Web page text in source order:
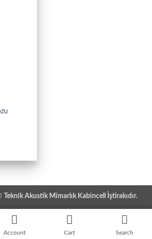
Teknik Akustik Mimarlık Kabincell İştirakıdır.
Account Cart Search